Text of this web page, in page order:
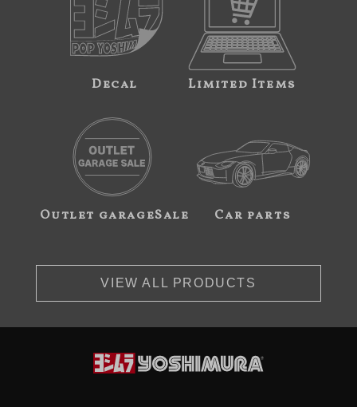
Decal Limited Items
Outlet garageSale Car parts
VIEW ALL PRODUCTS